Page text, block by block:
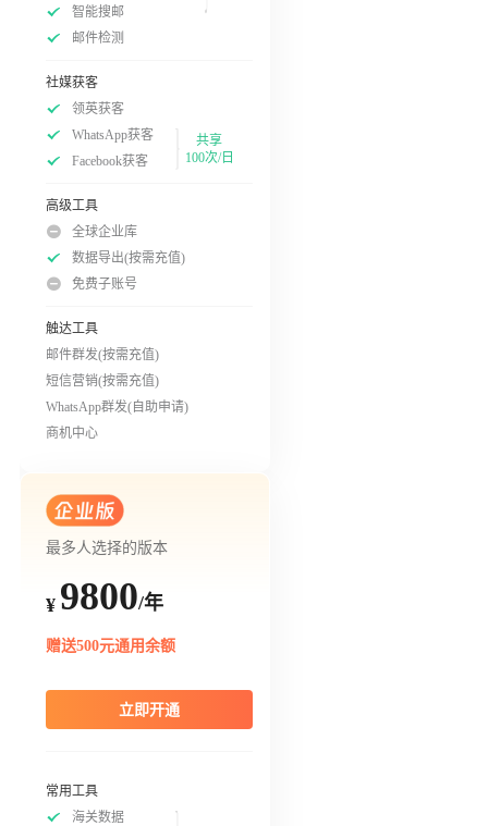
智能搜邮
邮件检测
社媒获客
领英获客
WhatsApp获客
Facebook获客
共享
100次/日
高级工具
全球企业库
数据导出(按需充值)
免费子账号
触达工具
邮件群发(按需充值)
短信营销(按需充值)
WhatsApp群发(自助申请)
商机中心
最多人选择的版本
¥ 9800/年
赠送500元通用余额
立即开通
常用工具
海关数据